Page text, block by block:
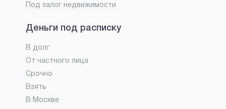
Под залог недвижимости
Деньги под расписку
В долг
От частного лица
Срочно
Взять
В Москве